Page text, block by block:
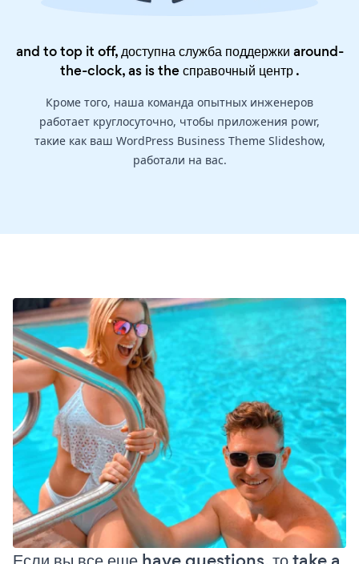
and to top it off, доступна служба поддержки around-
the-clock, as is theсправочный центр.
Кроме того, наша команда опытных инженеров
работает круглосуточно, чтобы приложения powr,
такие как ваш WordPress Business Theme Slideshow,
работали на вас.